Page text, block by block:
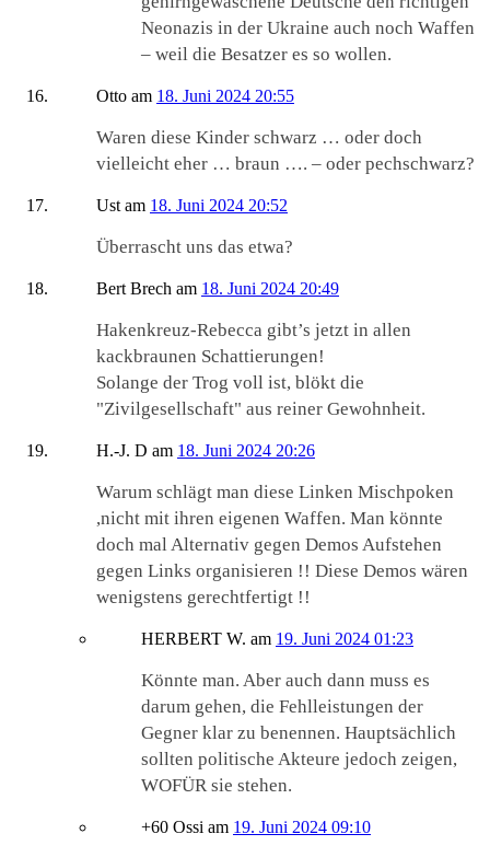
Neonazis in der Ukraine auch noch Waffen
– weil die Besatzer es so wollen.
Otto am 18. Juni 2024 20:55
Waren diese Kinder schwarz … oder doch
vielleicht eher … braun …. – oder pechschwarz?
Ustam 18. Juni 2024 20:52
Überrascht uns das etwa?
Bert Brech am 18. Juni 2024 20:49
Hakenkreuz-Rebecca gibt’s jetzt in allen
kackbraunen Schattierungen!
Solange der Trog voll ist, blökt die
"Zivilgesellschaft" aus reiner Gewohnheit.
H.-J. D am 18. Juni 2024 20:26
Warum schlägt man diese Linken Mischpoken
,nicht mit ihren eigenen Waffen. Man könnte
doch mal Alternativ gegen Demos Aufstehen
gegen Links organisieren !! Diese Demos wären
wenigstens gerechtfertigt !!
HERBERT W. am 19. Juni 2024 01:23
Könnte man. Aber auch dann muss es
darum gehen, die Fehlleistungen der
Gegner klar zu benennen. Hauptsächlich
sollten politische Akteure jedoch zeigen,
WOFÜR sie stehen.
+60 Ossi am 19. Juni 2024 09:10